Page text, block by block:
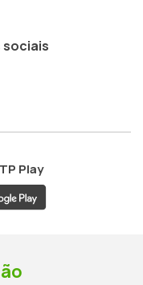
sociais
Play